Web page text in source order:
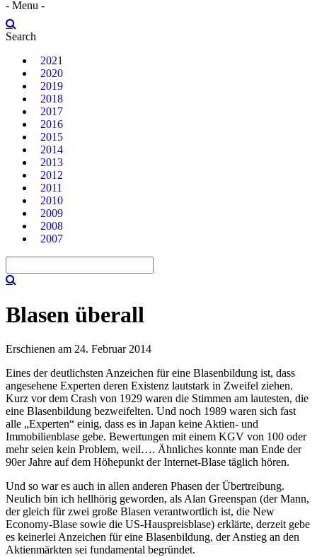
- Menu -
Search
2021
2020
2019
2018
2017
2016
2015
2014
2013
2012
2011
2010
2009
2008
2007
Blasen überall
Erschienen am 24. Februar 2014
Eines der deutlichsten Anzeichen für eine Blasenbildung ist, dass
angesehene Experten deren Existenz lautstark in Zweifel ziehen.
Kurz vor dem Crash von 1929 waren die Stimmen am lautesten, die
eine Blasenbildung bezweifelten. Und noch 1989 waren sich fast
alle „Experten“ einig, dass es in Japan keine Aktien- und
Immobilienblase gebe. Bewertungen mit einem KGV von 100 oder
mehr seien kein Problem, weil…. Ähnliches konnte man Ende der
90er Jahre auf dem Höhepunkt der Internet-Blase täglich hören.
Und so war es auch in allen anderen Phasen der Übertreibung.
Neulich bin ich hellhörig geworden, als Alan Greenspan (der Mann,
der gleich für zwei große Blasen verantwortlich ist, die New
Economy-Blase sowie die US-Hauspreisblase) erklärte, derzeit gebe
es keinerlei Anzeichen für eine Blasenbildung, der Anstieg an den
Aktienmärkten sei fundamental begründet.